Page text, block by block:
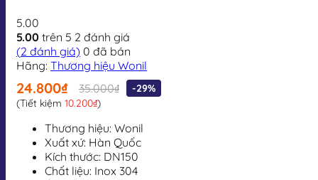
5.00
5.00 trên 5 2 đánh giá
(2 đánh giá) 0 đã bán
Hãng: Thương hiệu Wonil
24.800₫ 35.000₫
-29%
(Tiết kiệm 10.200₫)
Thương hiệu: Wonil
Xuất xứ: Hàn Quốc
Kích thước: DN150
Chất liệu: Inox 304